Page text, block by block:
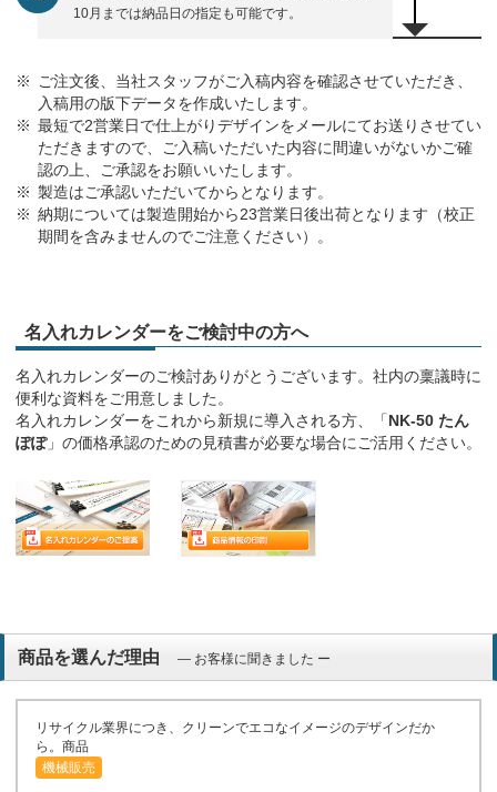
10月までは納品日の指定も可能です。
ご注文後、当社スタッフがご入稿内容を確認させていただき、
入稿用の版下データを作成いたします。
最短で2営業日で仕上がりデザインをメールにてお送りさせてい
ただきますので、ご入稿いただいた内容に間違いがないかご確
認の上、ご承認をお願いいたします。
製造はご承認いただいてからとなります。
納期については製造開始から23営業日後出荷となります（校正
期間を含みませんのでご注意ください）。
名入れカレンダーをご検討中の方へ
名入れカレンダーのご検討ありがとうございます。社内の稟議時に
便利な資料をご用意しました。
名入れカレンダーをこれから新規に導入される方、「NK-50 たん
ぽぽ」の価格承認のための見積書が必要な場合にご活用ください。
商品を選んだ理由 ― お客様に聞きました ー
リサイクル業界につき、クリーンでエコなイメージのデザインだか
ら。商品
機械販売